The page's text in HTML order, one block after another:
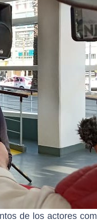
de los actores